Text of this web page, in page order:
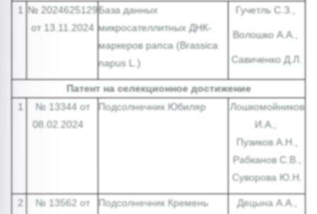
1 № 2024625129
от 13.11.2024
База данных
микросателлитных ДНК-
маркеров рапса (Brassica
napus L.)
Гучетль С.З.,
Волошко А.А.,
Савиченко Д.Л.
Патент на селекционное достижение
1
№ 13344 от
08.02.2024
Подсолнечник Юбиляр
Лошкомойников
И.А.,
Пузиков А.Н.,
Рабканов С.В.,
Суворова Ю.Н.
2
№ 13562 от
Подсолнечник Кремень
Децына А.А.,